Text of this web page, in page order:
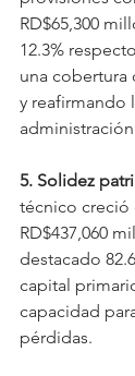
RD$65,300
12.3%
una cobertura
y reafirmando
5. Solidez
técnico creció
RD$437,060
destacado
capital
capacidad
pérdidas.